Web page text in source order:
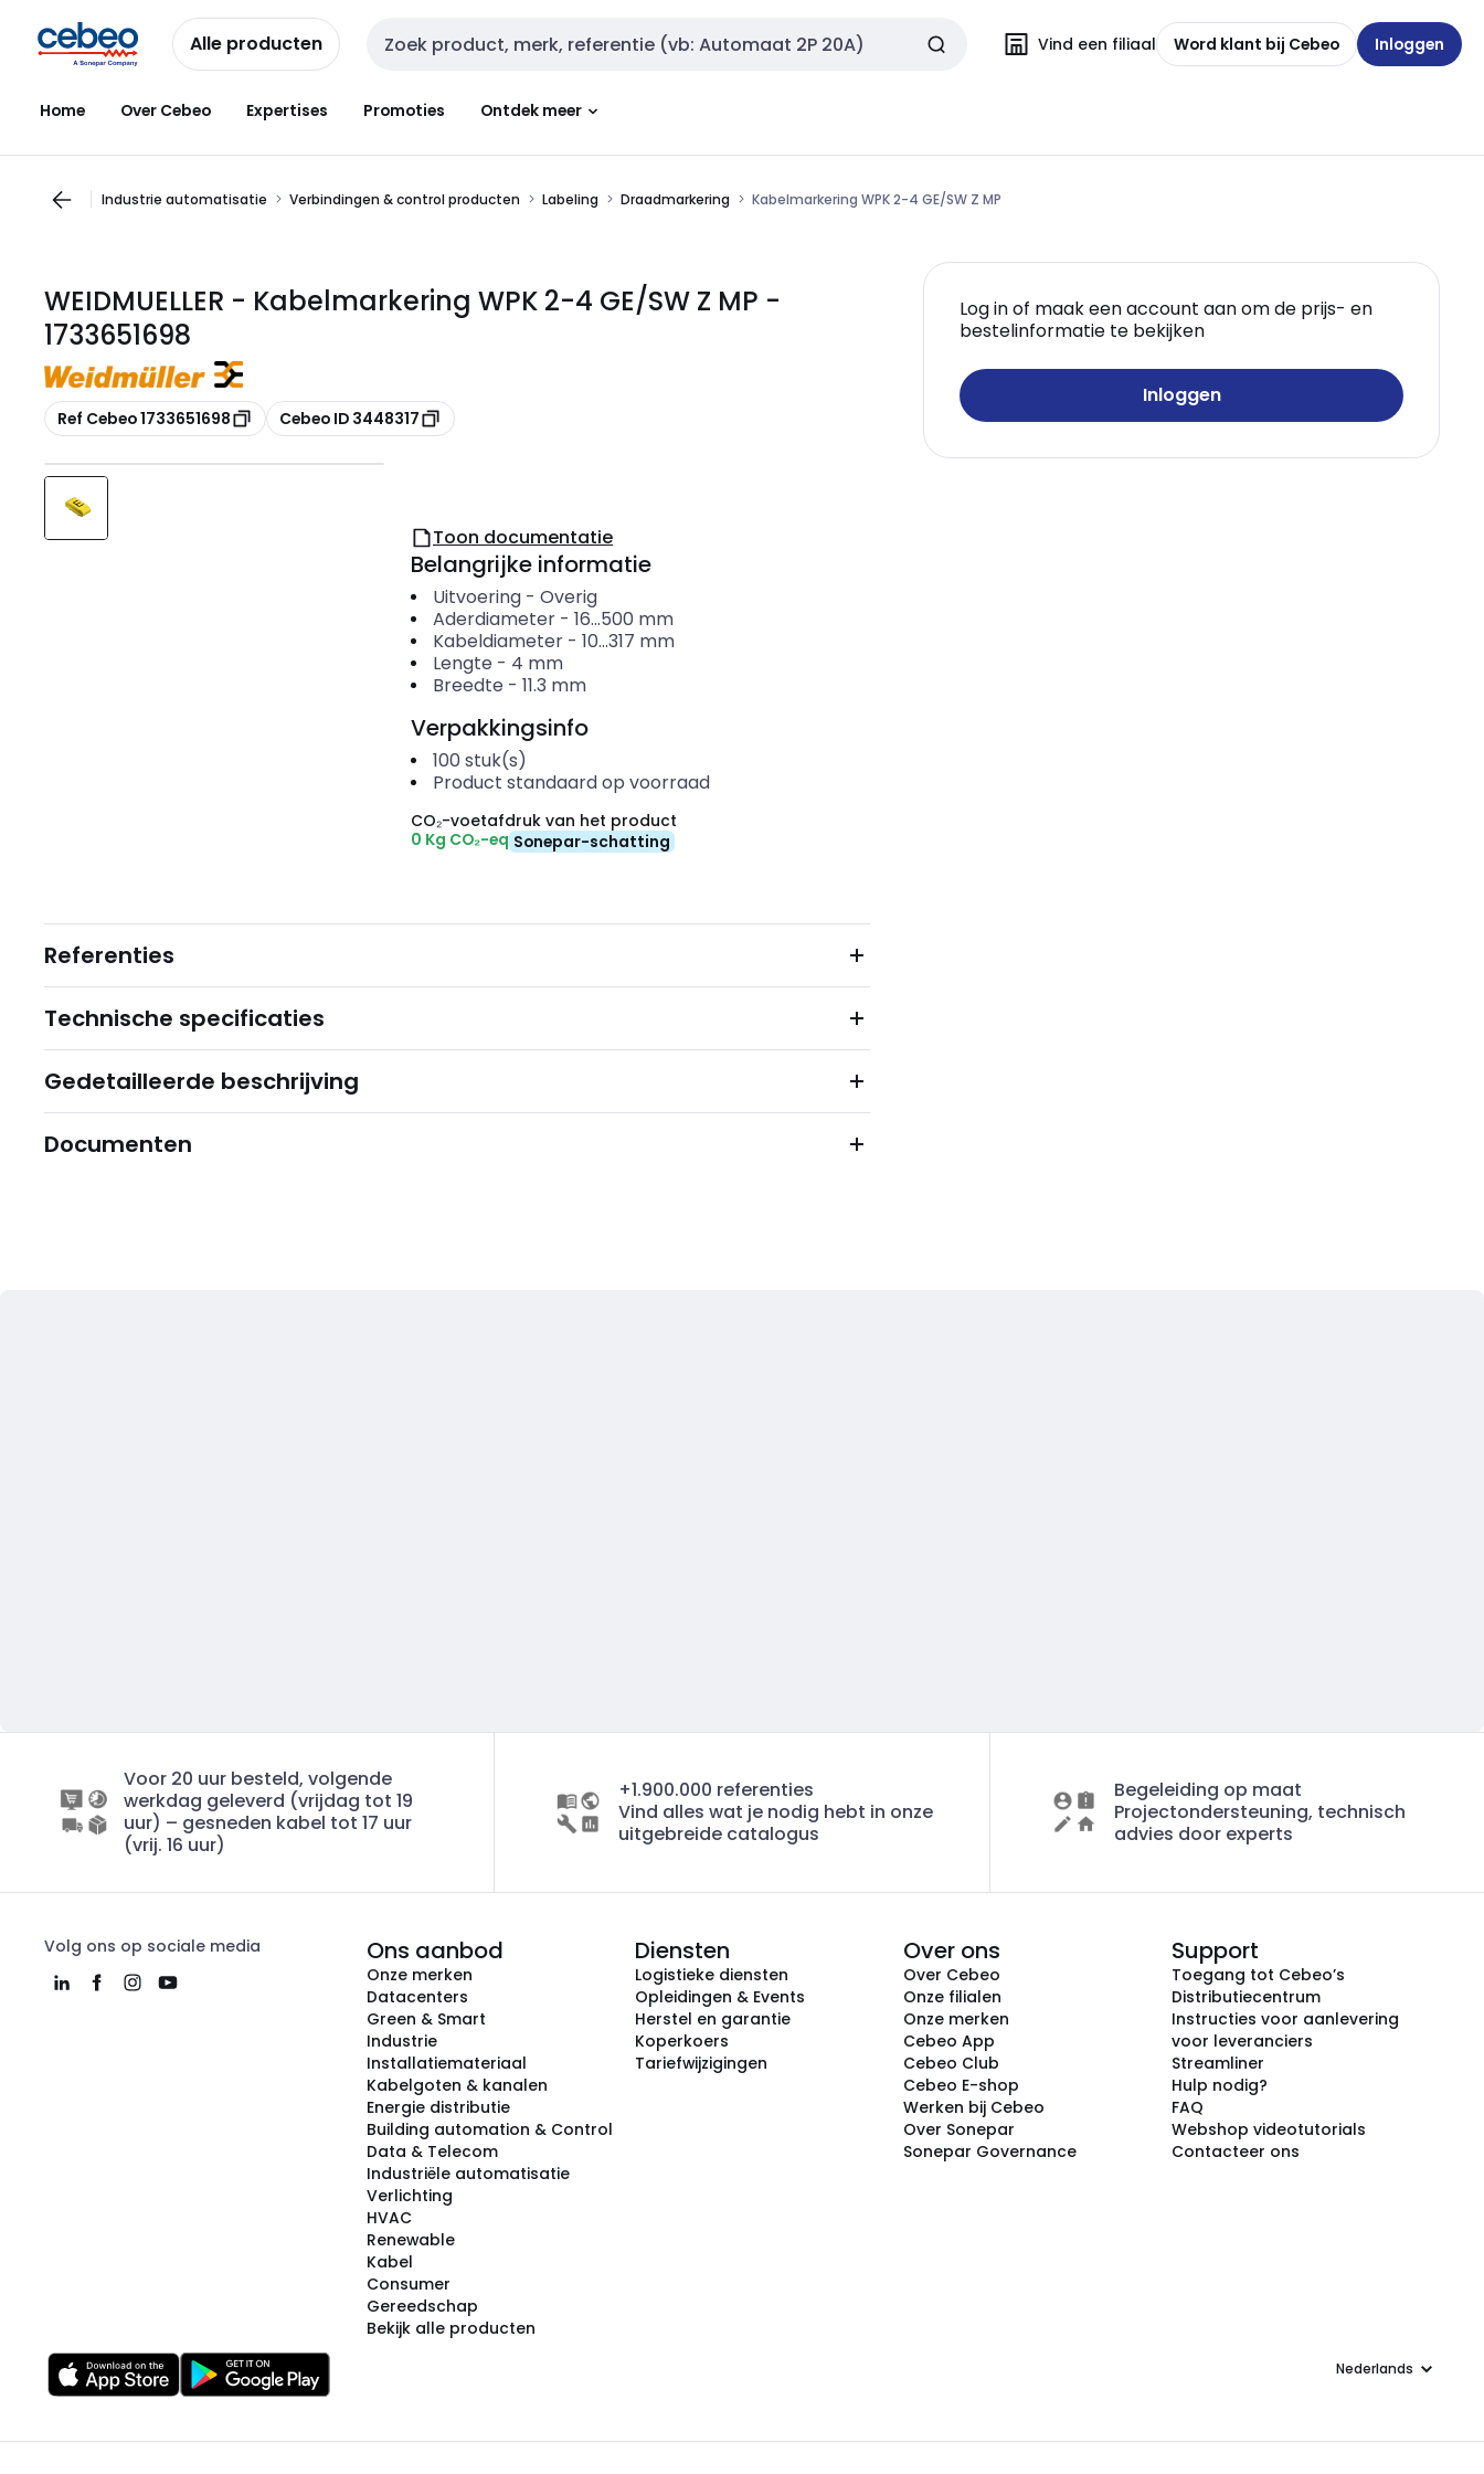
naar
navigatie
naar
inhoud
Alle producten Zoekveld invoer Vind een filiaal Word klant bij Cebeo Inloggen
Home Over Cebeo Expertises Promoties Ontdek meer
Industrie automatisatie Verbindingen & control producten Labeling Draadmarkering Kabelmarkering WPK 2-4 GE/SW Z MP
WEIDMUELLER - Kabelmarkering WPK 2-4 GE/SW Z MP -
1733651698
Kopiëren
Ref Cebeo 1733651698 Kopiëren
Cebeo ID 3448317
Log in of maak een account aan om de prijs- en
bestelinformatie te bekijken
Inloggen
Toon documentatie
Belangrijke informatie
Uitvoering- Overig
Aderdiameter- 16...500 mm
Kabeldiameter- 10...317 mm
Lengte - 4 mm
Breedte - 11.3 mm
Verpakkingsinfo
100 stuk(s)
Product standaard op voorraad
CO₂-voetafdruk van het product
0 Kg CO₂-eq Sonepar-schatting
Referenties
Technische specificaties
Gedetailleerde beschrijving
Documenten
Voor 20 uur besteld, volgende
werkdag geleverd (vrijdag tot 19
uur) – gesneden kabel tot 17 uur
(vrij. 16 uur)
+1.900.000 referenties
Vind alles wat je nodig hebt in onze
uitgebreide catalogus
Begeleiding op maat
Projectondersteuning, technisch
advies door experts
Volg ons op sociale media Ons aanbod
Onze merken
Datacenters
Green & Smart
Industrie
Installatiemateriaal
Kabelgoten & kanalen
Energie distributie
Building automation & Control
Data & Telecom
Industriële automatisatie
Verlichting
HVAC
Renewable
Kabel
Consumer
Gereedschap
Bekijk alle producten
Diensten
Logistieke diensten
Opleidingen & Events
Herstel en garantie
Koperkoers
Tariefwijzigingen
Over ons
Over Cebeo
Onze filialen
Onze merken
Cebeo App
Cebeo Club
Cebeo E-shop
Werken bij Cebeo
Over Sonepar
Sonepar Governance
Support
Toegang tot Cebeo’s
Distributiecentrum
Instructies voor aanlevering
voor leveranciers
Streamliner
Hulp nodig?
FAQ
Webshop videotutorials
Contacteer ons
Taal